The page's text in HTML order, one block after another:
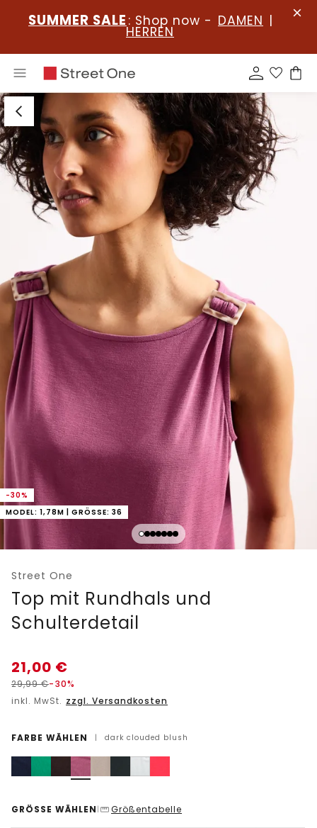
SUMMER SALE : Shop now - DAMEN |
HERREN
-30%
MODEL: 1,78M | GRÖSSE: 36
Street One
Top mit Rundhals und
Schulterdetail
21,00 €
29,99€-30%
inkl. MwSt. zzgl. Versandkosten
FARBE WÄHLEN | dark clouded blush
GRÖSSE WÄHLEN | Größentabelle